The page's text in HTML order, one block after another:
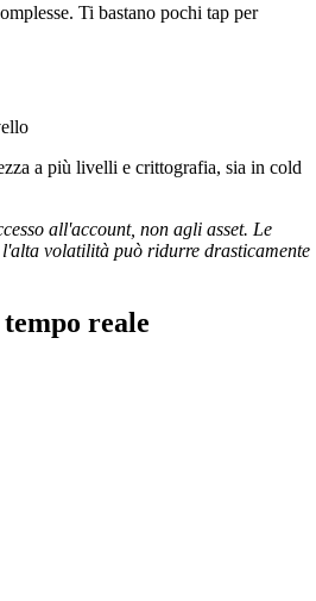
Ti bastano pochi tap per
a più livelli e crittografia, sia in cold
all'account, non agli asset. Le
volatilità può ridurre drasticamente
reale